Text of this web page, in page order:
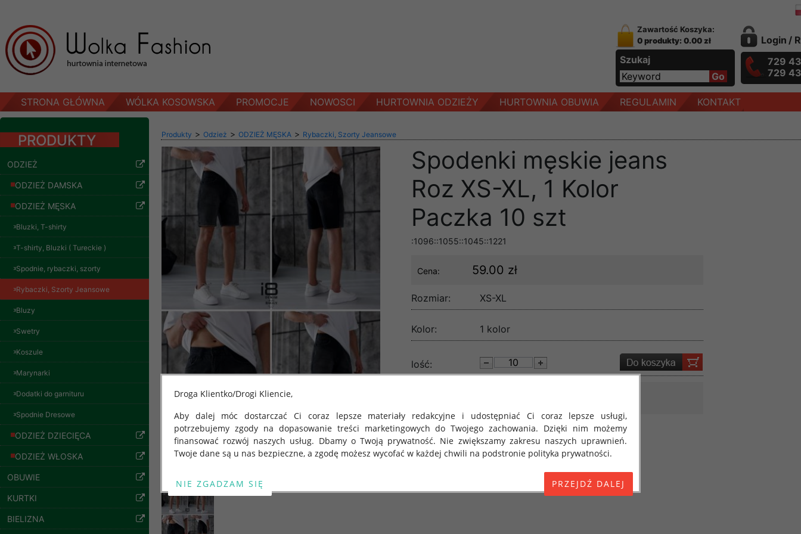
Zawartość Koszyka:
0 produkty: 0.00 zł
Szukaj
Login /
729
729
STRONA GŁÓWNA WÓLKA KOSOWSKA PROMOCJE NOWOSCI HURTOWNIA ODZIEŻY HURTOWNIA OBUWIA REGULAMIN KONTAKT
PRODUKTY
ODZIEŻ
ODZIEŻ DAMSKA
ODZIEŻ MĘSKA
Bluzki, T-shirty
T-shirty, Bluzki ( Tureckie )
Spodnie, rybaczki, szorty
Rybaczki, Szorty Jeansowe
Bluzy
Swetry
Koszule
Marynarki
Dodatki do garnituru
Spodnie Dresowe
ODZIEŻ DZIECIĘCA
ODZIEŻ WŁOSKA
OBUWIE
KURTKI
BIELIZNA
Kolor Paczka 10 szt
Produkty > Odzież > ODZIEŻ MĘSKA > Rybaczki, Szorty Jeansowe
Spodenki męskie jeans
Roz XS-XL, 1 Kolor
Paczka 10 szt
:1096::1055::1045::1221
Cena: 59.00 zł
Rozmiar: XS-XL
Kolor: 1 kolor
lość:
Droga Klientko/Drogi Kliencie,
Aby dalej móc dostarczać Ci coraz lepsze materiały redakcyjne i udostępniać Ci coraz lepsze usługi,
potrzebujemy zgody na dopasowanie treści marketingowych do Twojego zachowania. Dzięki nim możemy
finansować rozwój naszych usług. Dbamy o Twoją prywatność. Nie zwiększamy zakresu naszych uprawnień.
Twoje dane są u nas bezpieczne, a zgodę możesz wycofać w każdej chwili na podstronie polityka prywatności.
Od 25 maja 2018 roku obowiązuje Rozporządzenie Parlamentu Europejskiego i Rady (UE) 2016/679 z dnia 27
kwietnia 2016 r. w sprawie ochrony osób fizycznych w związku z przetwarzaniem danych osobowych i w sprawie
swobodnego przepływu takich danych oraz uchylenia dyrektywy 95/46/WE (określane jako "RODO", "ORODO",
"GDPR" lub "Ogólne Rozporządzenie o Ochronie Danych"). W związku z tym chcielibyśmy poinformować Cię o
przetwarzaniu Twoich danych oraz zasadach, na jakich odbywa się to po dniu 25 maja 2018 roku. Poniżej